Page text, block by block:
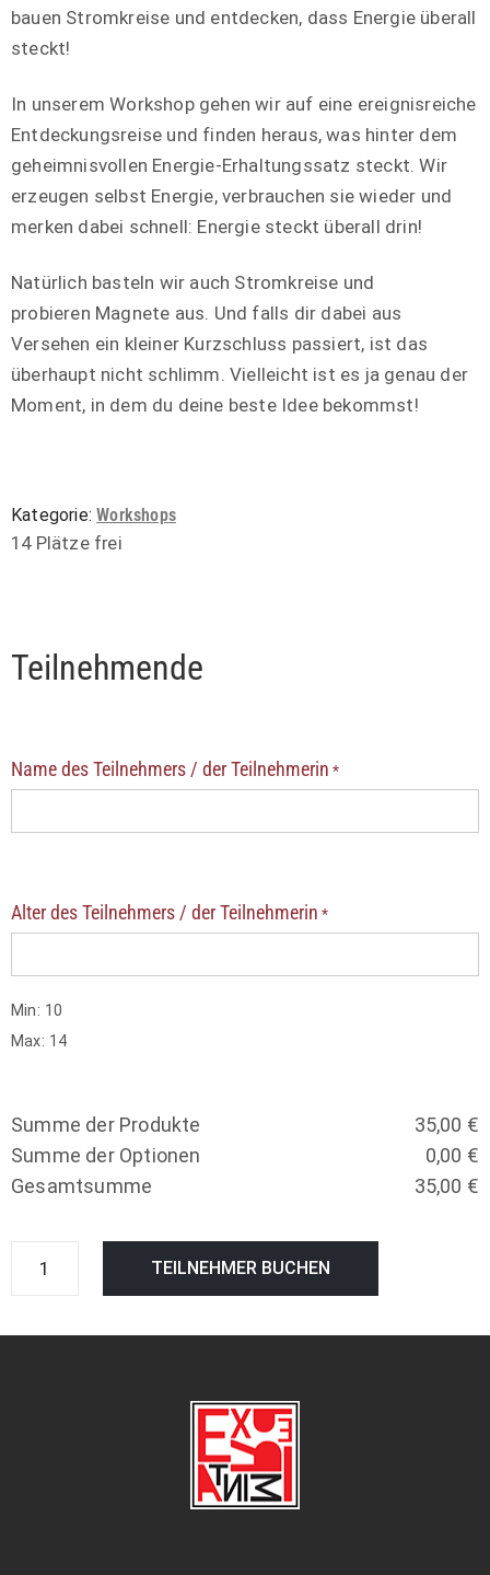
bauen Stromkreise und entdecken, dass Energie überall
steckt!
In unserem Workshop gehen wir auf eine ereignisreiche
Entdeckungsreise und finden heraus, was hinter dem
geheimnisvollen Energie-Erhaltungssatz steckt. Wir
erzeugen selbst Energie, verbrauchen sie wieder und
merken dabei schnell: Energie steckt überall drin!
Natürlich basteln wir auch Stromkreise und
probieren Magnete aus. Und falls dir dabei aus
Versehen ein kleiner Kurzschluss passiert, ist das
überhaupt nicht schlimm. Vielleicht ist es ja genau der
Moment, in dem du deine beste Idee bekommst!
Kategorie:Workshops
14 Plätze frei
Teilnehmende
Name des Teilnehmers / der Teilnehmerin *
Alter des Teilnehmers / der Teilnehmerin *
Min: 10
Max: 14
Summe der Produkte 35,00 €
Summe der Optionen
0,00 €
Gesamtsumme
35,00 €
TEILNEHMER BUCHEN